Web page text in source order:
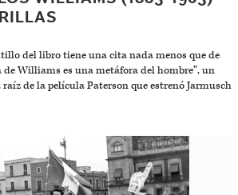
del libro tiene una cita nada menos que de
de Williams es una metáfora del hombre”, un
de la película Paterson que estrenó Jarmusch